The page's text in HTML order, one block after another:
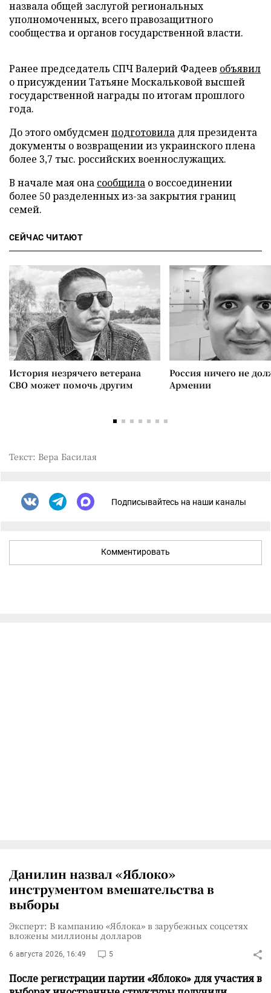
назвала общей заслугой региональных
уполномоченных, всего правозащитного
сообщества и органов государственной власти.
Ранее председатель СПЧ Валерий Фадеев объявил
о присуждении Татьяне Москальковой высшей
государственной награды по итогам прошлого
года.
До этого омбудсмен подготовила для президента
документы о возвращении из украинского плена
более 3,7 тыс. российских военнослужащих.
В начале мая она сообщила о воссоединении
более 50 разделенных из-за закрытия границ
семей.
СЕЙЧАС ЧИТАЮТ
История незрячего ветерана
СВО может помочь другим
Россия ничего не
Армении
Текст: Вера Басилая
Подписывайтесь на наши каналы
Комментировать
Данилин назвал «Яблоко»
инструментом вмешательства в
выборы
Эксперт: В кампанию «Яблока» в зарубежных соцсетях
вложены миллионы долларов
6 августа 2026, 16:49 5
После регистрации партии «Яблоко» для участия в